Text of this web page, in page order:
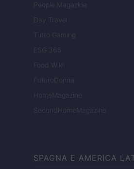
People Magazine
Day Travel
Tutto Gaming
ESG 365
Food Wiki
FuturoDonna
HomeMagazine
SecondHomeMagazine
SPAGNA E AMERICA